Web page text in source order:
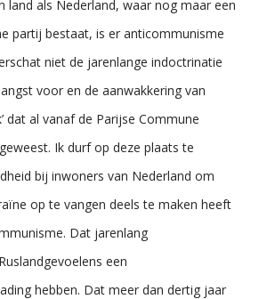
land als Nederland, waar nog maar een
partij bestaat, is er anticommunisme
niet de jarenlange indoctrinatie
voor en de aanwakkering van
dat al vanaf de Parijse Commune
Ik durf op deze plaats te
bij inwoners van Nederland om
op te vangen deels te maken heeft
Dat jarenlang
een
hebben. Dat meer dan dertig jaar